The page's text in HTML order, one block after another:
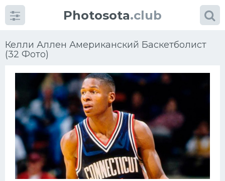
Photosota.club
Келли Аллен Американский Баскетболист
(32 Фото)
КатегорииФото
Много картинок...
Футбол